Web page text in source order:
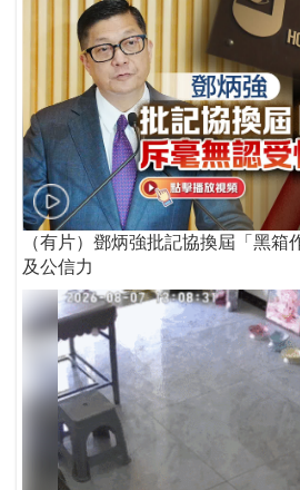
（有片）鄧炳強批記協換屆「黑
及公信力